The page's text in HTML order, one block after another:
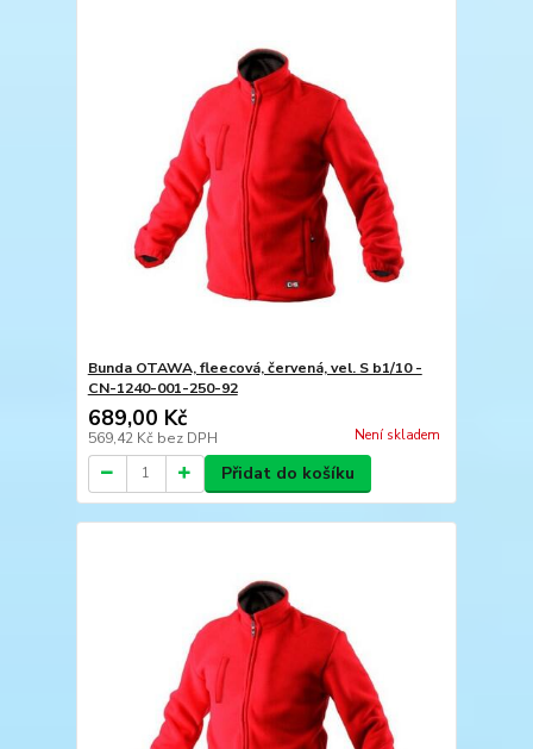
Bunda OTAWA, fleecová, červená, vel. S b1/10 -
CN-1240-001-250-92
689,00 Kč
569,42 Kč bez DPH Není skladem
Přidat do košíku